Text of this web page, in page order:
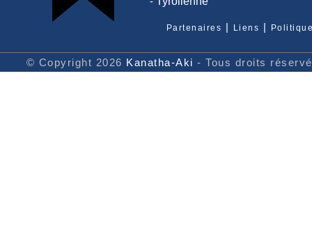
Partenaires | Liens |
© Copyright 2026 Kanatha-Aki - Tous droits